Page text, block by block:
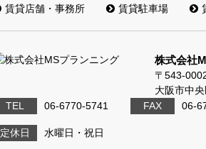
賃貸店舗・事務所
賃貸駐車場
株式会社
〒543-
大阪市中
TEL
06-6770-5741 FAX 06-
定休日 水曜日・祝日